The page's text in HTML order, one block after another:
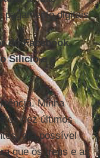
pagamento digitais.
do Facebook,
Silício e a
Minha
dez últimos
era possível
que os trens e as